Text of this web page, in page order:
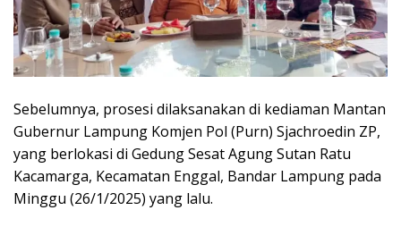
Sebelumnya, prosesi dilaksanakan di kediaman Mantan
Gubernur Lampung Komjen Pol (Purn) Sjachroedin ZP,
yang berlokasi di Gedung Sesat Agung Sutan Ratu
Kacamarga, Kecamatan Enggal, Bandar Lampung pada
Minggu (26/1/2025) yang lalu.